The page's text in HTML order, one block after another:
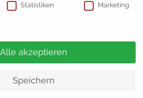
Statistiken
Marketing
Alle akzeptieren
Speichern